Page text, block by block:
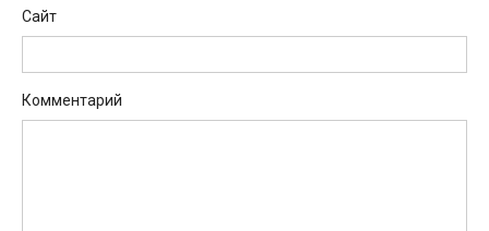
Сайт
Комментарий